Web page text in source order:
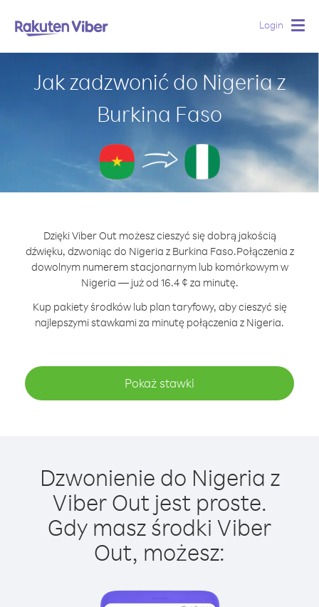
Login
Jak zadzwonić do Nigeria z
Burkina Faso
Dzięki Viber Out możesz cieszyć się dobrą jakością
dźwięku, dzwoniąc do Nigeria z Burkina Faso.Połączenia z
dowolnym numerem stacjonarnym lub komórkowym w
Nigeria — już od 16.4 ¢ za minutę.
Kup pakiety środków lub plan taryfowy, aby cieszyć się
najlepszymi stawkami za minutę połączenia z Nigeria.
Pokaż stawki
Dzwonienie do Nigeria z
Viber Out jest proste.
Gdy masz środki Viber
Out, możesz: